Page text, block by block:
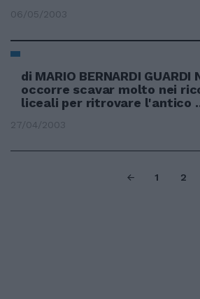
06/05/2003
di MARIO BERNARDI GUARDI
occorre scavar molto nei
liceali per ritrovare l'antico
27/04/2003
1 2